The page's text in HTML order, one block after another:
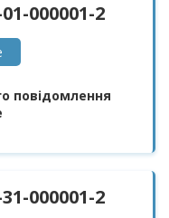
000001-2
повідомлення
000001-2